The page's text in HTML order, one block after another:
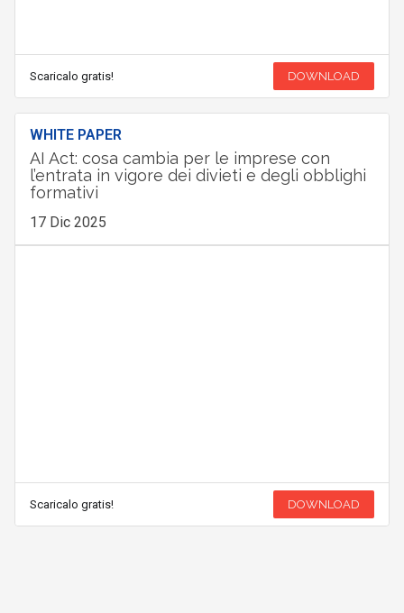
Scaricalo gratis! DOWNLOAD
WHITE PAPER
AI Act: cosa cambia per le imprese con
l’entrata in vigore dei divieti e degli obblighi
formativi
17 Dic 2025
Scaricalo gratis! DOWNLOAD